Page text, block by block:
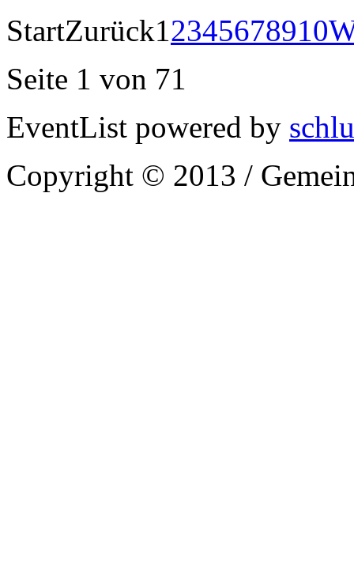
StartZurück1 2345678910
Seite 1 von 71
EventList powered by
Copyright © 2013 /